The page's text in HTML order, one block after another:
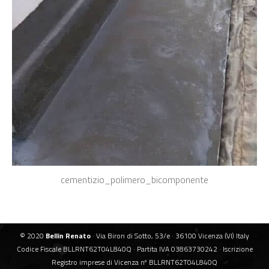
cementizio_polimero_bicomponente
© 2020 Bellin Renato · Via Biron di Sotto, 53/e · 36100 Vicenza (VI) Italy
Codice Fiscale BLLRNT62T04L840Q · Partita IVA 03863730242 · Iscrizione
Registro imprese di Vicenza nº BLLRNT62T04L840Q